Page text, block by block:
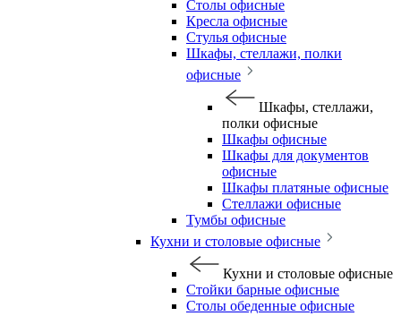
Столы офисные
Кресла офисные
Стулья офисные
Шкафы, стеллажи, полки
офисные
Шкафы, стеллажи,
полки офисные
Шкафы офисные
Шкафы для документов
офисные
Шкафы платяные офисные
Стеллажи офисные
Тумбы офисные
Кухни и столовые офисные
Кухни и столовые офисные
Стойки барные офисные
Столы обеденные офисные